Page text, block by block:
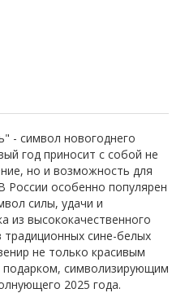
- символ новогоднего
год приносит с собой не
но и возможность для
России особенно популярен
силы, удачи и
из высококачественного
сине-белых
не только красивым
символизирующим
2025 года.